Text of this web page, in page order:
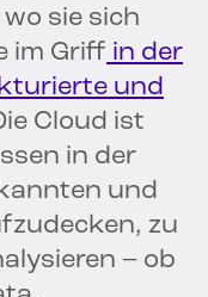
sie sich
im Griff in der
und
Cloud ist
in der
und
zu
– ob